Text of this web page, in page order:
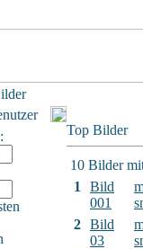
Top Bilder
10 Bilder
1
Bild
001
2 Bild
03